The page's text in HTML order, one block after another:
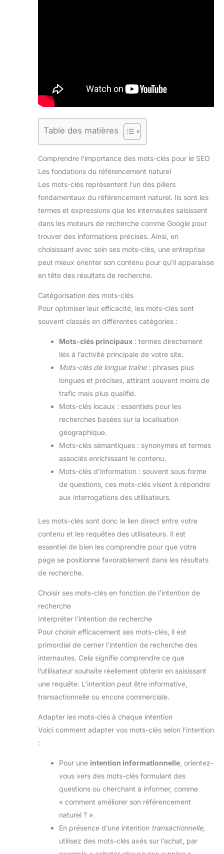
Table des matières
Comprendre l’importance des mots-clés pour le SEO
Les fondations du référencement naturel
Les mots-clés représentent l’un des piliers
fondamentaux du référencement naturel. Ils sont les
termes et expressions que les internautes saisissent
dans les moteurs de recherche comme Google pour
trouver des informations précises. Ainsi, en
choisissant avec soin ses mots-clés, une entreprise
peut mieux orienter son contenu pour qu’il apparaisse
en tête des résultats de recherche.
Catégorisation des mots-clés
Pour optimiser leur efficacité, les mots-clés sont
souvent classés en différentes catégories :
Mots-clés principaux : termes directement
liés à l’activité principale de votre site.
Mots-clés de longue traîne: phrases plus
longues et précises, attirant souvent moins de
trafic mais plus qualifié.
Mots-clés locaux : essentiels pour les
recherches basées sur la localisation
géographique.
Mots-clés sémantiques : synonymes et termes
associés enrichissant le contenu.
Mots-clés d’information : souvent sous forme
de questions, ces mots-clés visent à répondre
aux interrogations des utilisateurs.
Les mots-clés sont donc le lien direct entre votre
contenu et les requêtes des utilisateurs. Il est
essentiel de bien les comprendre pour que votre
page se positionne favorablement dans les résultats
de recherche.
Choisir ses mots-clés en fonction de l’intention de
recherche
Interpréter l’intention de recherche
Pour choisir efficacement ses mots-clés, il est
primordial de cerner l’intention de recherche des
internautes. Cela signifie comprendre ce que
l’utilisateur souhaite réellement obtenir en saisissant
une requête. L’intention peut être informative,
transactionnelle ou encore commerciale.
Adapter les mots-clés à chaque intention
Voici comment adapter vos mots-clés selon l’intention
:
Pour une intention informationnelle , orientez-
vous vers des mots-clés formulant des
questions ou cherchant à informer, comme
« comment améliorer son référencement
naturel ? ».
En présence d’une intention transactionnelle,
utilisez des mots-clés axés sur l’achat, par